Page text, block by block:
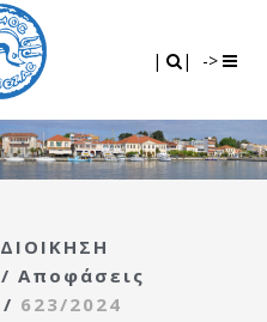
| | ->
ΔΙΟΙΚΗΣΗ
/ Αποφάσεις
/ 623/2024